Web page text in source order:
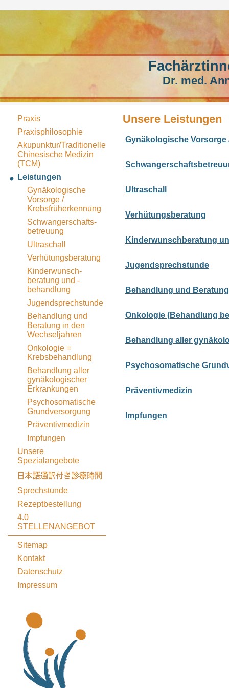
Dr. med.
Praxis
Praxisphilosophie
Akupunktur/Traditionelle
Chinesische Medizin
(TCM)
Leistungen
Gynäkologische
Vorsorge /
Krebsfrüherkennung
Schwangerschafts-
­­betreuung
Ultraschall
Verhütungsberatung
Kinderwunsch-
beratung und -
behandlung
Jugendsprechstunde
Behandlung und
Beratung in den
Wechseljahren
Onkologie =
Krebsbehandlung
Behandlung aller
gynäkologischer
Erkrankungen
Psychosomatische
Grundversorgung
Präventivmedizin
Impfungen
Unsere
Spezialangebote
Sprechstunde
Rezeptbestellung
4.0
STELLENANGEBOT
Sitemap
Kontakt
Datenschutz
Impressum
Unsere Leistungen
Gynäkologische
Ultraschall
Verhütungsberatung
Kinderwunschberatung
Jugendsprechstunde
Behandlung und
Onkologie (Behandlung
Behandlung aller
Psychosomatische
Präventivmedizin
Impfungen